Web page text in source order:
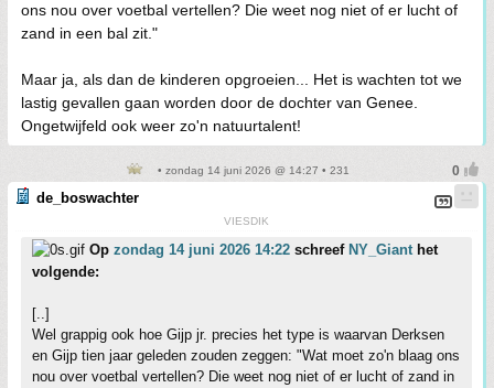
ons nou over voetbal vertellen? Die weet nog niet of er lucht of
zand in een bal zit."
Maar ja, als dan de kinderen opgroeien... Het is wachten tot we
lastig gevallen gaan worden door de dochter van Genee.
Ongetwijfeld ook weer zo'n natuurtalent!
• zondag 14 juni 2026 @ 14:27 • 231
de_boswachter
VIESDIK
Op zondag 14 juni 2026 14:22 schreef NY_Gianthet
volgende:
[..]
Wel grappig ook hoe Gijp jr. precies het type is waarvan Derksen
en Gijp tien jaar geleden zouden zeggen: "Wat moet zo'n blaag ons
nou over voetbal vertellen? Die weet nog niet of er lucht of zand in